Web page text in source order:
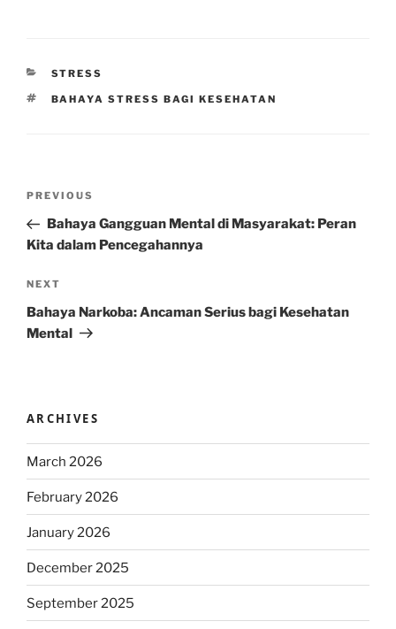
CATEGORIES
STRESS
TAGS
BAHAYA STRESS BAGI KESEHATAN
Previous
Post
PREVIOUS
Bahaya Gangguan Mental di Masyarakat: Peran
Kita dalam Pencegahannya
Next
Post
NEXT
Bahaya Narkoba: Ancaman Serius bagi Kesehatan
Mental
ARCHIVES
March 2026
February 2026
January 2026
December 2025
September 2025